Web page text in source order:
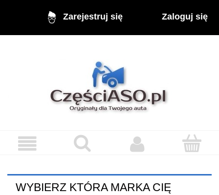
Zarejestruj się Zaloguj się
WYBIERZ KTÓRA MARKA CIĘ